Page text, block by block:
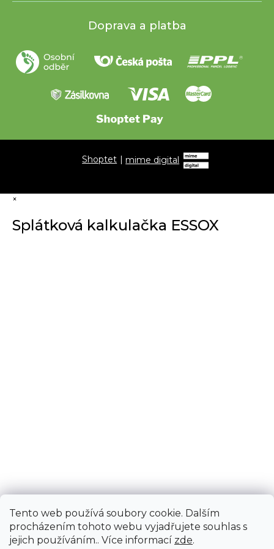
Tento web používá soubory cookie. Dalším
procházením tohoto webu vyjadřujete souhlas s
jejich používáním.. Více informací zde.
Doprava a platba
Shoptet |mime digital
×
Splátková kalkulačka ESSOX